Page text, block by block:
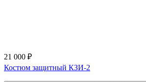
21 000 ₽
Костюм защитный КЗИ-2